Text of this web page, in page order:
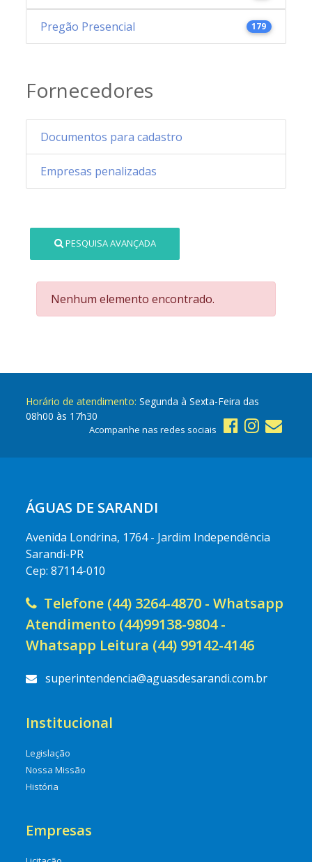
Pregão Presencial 179
Fornecedores
Documentos para cadastro
Empresas penalizadas
PESQUISA AVANÇADA
Nenhum elemento encontrado.
Horário de atendimento: Segunda à Sexta-Feira das
08h00 às 17h30
Acompanhe nas redes sociais
ÁGUAS DE SARANDI
Avenida Londrina, 1764 - Jardim Independência
Sarandi-PR
Cep: 87114-010
Telefone (44) 3264-4870 - Whatsapp
Atendimento (44)99138-9804 -
Whatsapp Leitura (44) 99142-4146
superintendencia@aguasdesarandi.com.br
Institucional
Legislação
Nossa Missão
História
Empresas